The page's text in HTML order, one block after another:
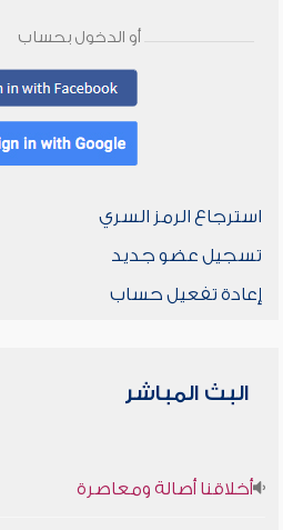
أو الدخول بحساب
استرجاع الرمز السري
تسجيل عضو جديد
إعادة تفعيل حساب
البث المباشر
أخلاقنا أصالة ومعاصرة